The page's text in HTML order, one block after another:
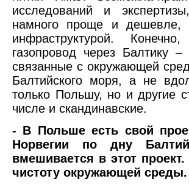
исследований и
намного проще и дешевле,
инфраструктурой.
газопровод через Балтику
связанные с окружающей
Балтийского моря, а не
только Польшу, но и другие
числе и скандинавские.
- В Польше есть свой
Норвегии по дну
вмешивается в этот
чистоту окружающей среды.